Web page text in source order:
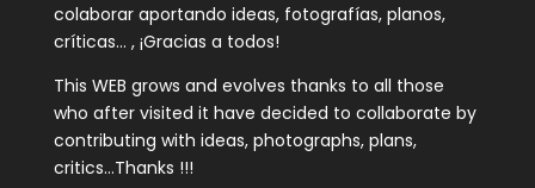
colaborar aportando ideas, fotografías, planos,
críticas… , ¡Gracias a todos!
This WEB grows and evolves thanks to all those
who after visited it have decided to collaborate by
contributing with ideas, photographs, plans,
critics…Thanks !!!